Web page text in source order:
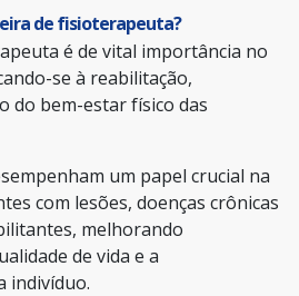
de fisioterapeuta?
é de vital importância no
se à reabilitação,
do bem-estar físico das
um papel crucial na
com lesões, doenças crônicas
melhorando
de vida e a
indivíduo.